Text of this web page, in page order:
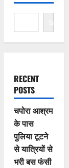
Search
RECENT
POSTS
चपोरा आश्रम
के पास
पुलिया टूटने
से यात्रियों से
भरी बस फंसी